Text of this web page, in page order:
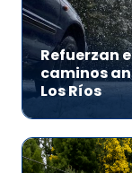
Refuerzan
caminos
Los Ríos